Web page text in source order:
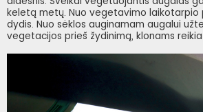
keletą metų. Nuo vegetavimo laikotarpio
dydis. Nuo sėklos auginamam augalui
vegetacijos prieš žydinimą, klonams